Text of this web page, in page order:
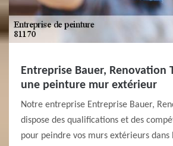
Entreprise Bauer, Renovation
une peinture mur extérieur
Notre entreprise Entreprise Bauer,
dispose des qualifications et des
pour peindre vos murs extérieurs dans